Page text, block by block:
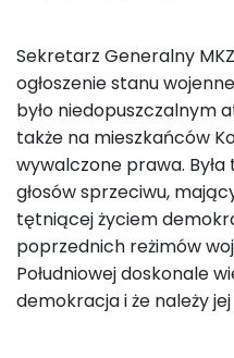
Sekretarz Generalny
ogłoszenie stanu
było niedopuszczalnym
także na mieszkańców
wywalczone prawa.
głosów sprzeciwu,
tętniącej życiem
poprzednich reżimów
Południowej doskonale
demokracja i że należy